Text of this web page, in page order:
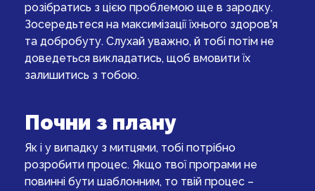
розібратись з цією проблемою ще в зародку.
Зосередьтеся на максимізації їхнього здоров'я
та добробуту. Слухай уважно, й тобі потім не
доведеться викладатись, щоб вмовити їх
залишитись з тобою.
Почни з плану
Як і у випадку з митцями, тобі потрібно
розробити процес. Якщо твої програми не
повинні бути шаблонним, то твій процес –